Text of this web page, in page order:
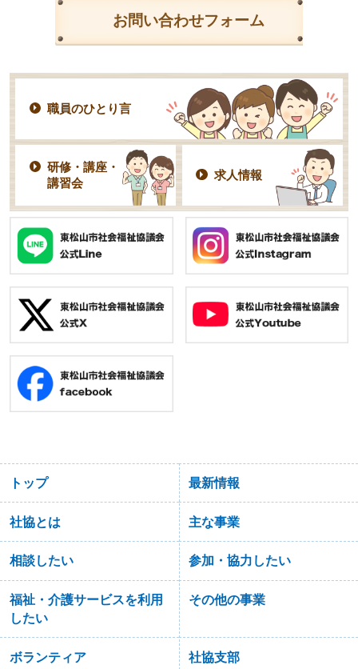
お問い合わせフォーム
職員のひとり言
研修・講座・
講習会
求人情報
トップ 最新情報
社協とは 主な事業
相談したい 参加・協力したい
福祉・介護サービスを利用
したい
その他の事業
ボランティア 社協支部